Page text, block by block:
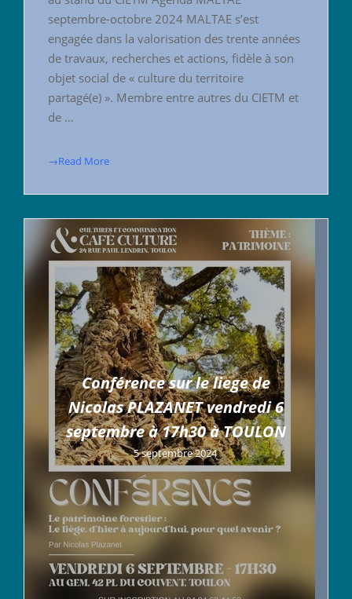
septembre-octobre 2024 MALTAE s’est
engagée dans la valorisation des trente années
de travaux, recherches et actions, fidèle à son
objet social de « culture du territoire
partagé(e) ». Membre entre autres du CIETM et
de …
→Read More
Conférence sur le liege de
Nicolas PLAZANET vendredi 6
septembre à 17h30 à TOULON
5 septembre 2024